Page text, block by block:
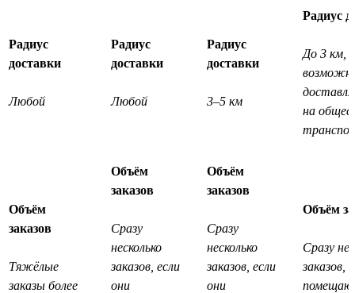
Радиус
доставки
Любой
Радиус
доставки
Любой
Радиус
доставки
3–5 км
Радиус
До 3 км,
на
Объём
заказов
Тяжёлые
заказы более
Объём
заказов
Сразу
несколько
заказов, если
они
Объём
заказов
Сразу
несколько
заказов, если
они
Объём
Сразу
заказов,